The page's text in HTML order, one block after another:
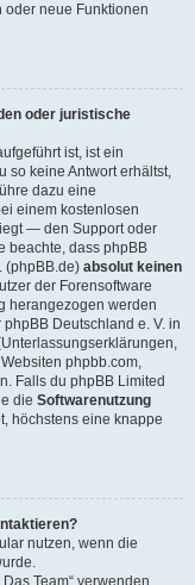
oder neue Funktionen
oder juristische
ist, ist ein
so keine Antwort erhältst,
dazu eine
einem kostenlosen
— den Support oder
beachte, dass phpBB
(phpBB.de) absolut keinen
der Forensoftware
herangezogen werden
Deutschland e. V. in
phpbb.com,
Falls du phpBB Limited
die Softwarenutzung
höchstens eine knappe
nutzen, wenn die
Team“ verwenden.